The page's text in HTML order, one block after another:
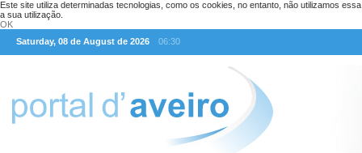
Este site utiliza determinadas tecnologias, como os cookies, no entanto, não utilizamos
a sua utilização.
OK
Saturday, 08 de August de 2026
06:30